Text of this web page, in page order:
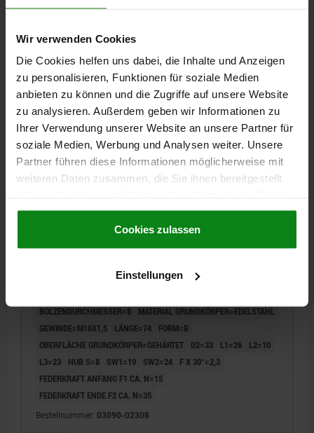
Wir verwenden Cookies
Die Cookies helfen uns dabei, die Inhalte und Anzeigen
zu personalisieren, Funktionen für soziale Medien
anbieten zu können und die Zugriffe auf unsere Website
zu analysieren. Außerdem geben wir Informationen zu
Ihrer Verwendung unserer Website an unsere Partner für
soziale Medien, Werbung und Analysen weiter. Unsere
Partner führen diese Informationen möglicherweise mit
weiteren Daten zusammen, die Sie ihnen bereitgestellt
gesammelt haben.Cookie Richtlinien
Datenschutz|AGB
Cookies zulassen
Einstellungen
FEDERKRAFT ANFANG F1 CA. N=6
Bestellnummer:03090-02206
14,71 €
zzgl. Versandkosten
03090 B
OHNE RASTNUT MIT KONTERMUTTER, EDELSTAHL
GEHÄRTET, KOMP:THERMOPLAST SCHWARZGRAU
BOLZENDURCHMESSER=8 MATERIAL GRUNDKÖRPER=EDELSTAHL
GEWINDE=M16X1,5
LÄNGE=74
FORM=B
OBERFLÄCHE GRUNDKÖRPER=GEHÄRTET
D2=33 L1=26
L2=10
L3=23
HUB S=8 SW1=19 SW2=24
F X 30°=2,3
FEDERKRAFT ANFANG F1 CA. N=15
FEDERKRAFT ENDE F2 CA. N=35
Bestellnummer: 03090-02308